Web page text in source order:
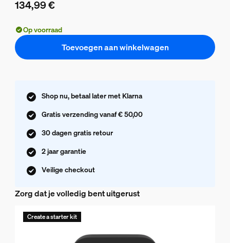
134,99 €
Op voorraad
Toevoegen aan winkelwagen
Shop nu, betaal later met Klarna
Gratis verzending vanaf € 50,00
30 dagen gratis retour
2 jaar garantie
Veilige checkout
Zorg dat je volledig bent uitgerust
Create a starter kit